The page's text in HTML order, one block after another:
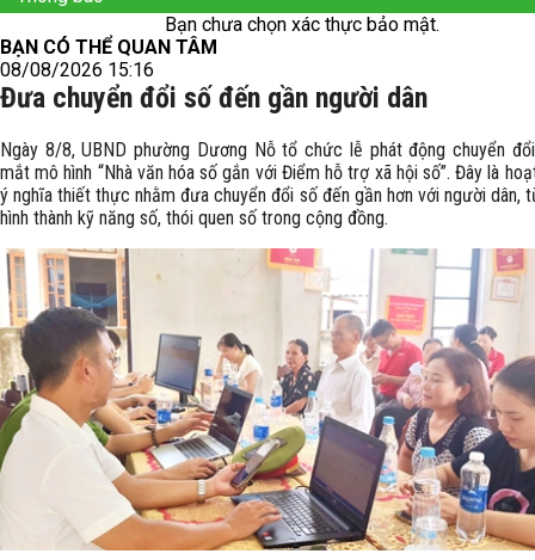
Bạn chưa chọn xác thực bảo mật.
BẠN CÓ THỂ QUAN TÂM
08/08/2026 15:16
Đưa chuyển đổi số đến gần người dân
Ngày 8/8, UBND phường Dương Nỗ tổ chức lễ phát động chuyển
mắt mô hình “Nhà văn hóa số gắn với Điểm hỗ trợ xã hội số”. Đây là
ý nghĩa thiết thực nhằm đưa chuyển đổi số đến gần hơn với người dân,
hình thành kỹ năng số, thói quen số trong cộng đồng.